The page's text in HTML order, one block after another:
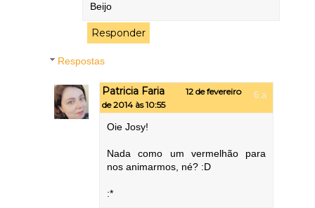
Beijo
Responder
Respostas
Patricia Faria
12 de fevereiro
de 2014 às 10:55
Oie Josy!
Nada como um vermelhão para
nos animarmos, né? :D
:*